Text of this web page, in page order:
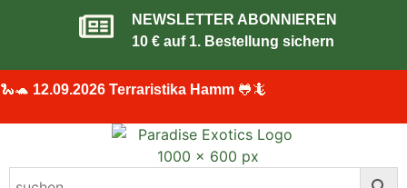
NEWSLETTER ABONNIEREN
10 € auf 1. Bestellung sichern
🐍🐢 12.09.2026 Terraristika Hamm 🐸🦎